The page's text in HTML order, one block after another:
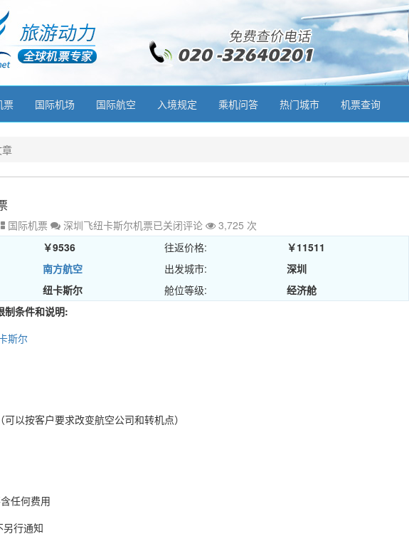
票 国际机场 国际航空 入境规定 乘机问答 热门城市 机票查询
国际机票 深圳飞纽卡斯尔机票已关闭评论
3,725 次
￥9536 往返价格:
￥11511
南方航空 出发城市:
深圳
纽卡斯尔 舱位等级:
经济舱
制条件和说明:
斯尔
以按客户要求改变航空公司和转机点）
任何费用
行通知